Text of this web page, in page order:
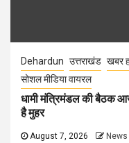
Dehardun उत्तराखंड खबर
सोशल मीडिया वायरल
धामी मंत्रिमंडल की बैठक
है मुहर
August 7, 2026